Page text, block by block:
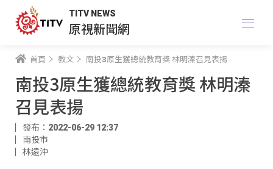
TITV NEWS
原視新聞網
首頁 教文 南投3原生獲總統教育獎 林明溱召見表揚
南投3原生獲總統教育獎 林明溱
召見表揚
發布：2022-06-29 12:37
南投市
林遠沖